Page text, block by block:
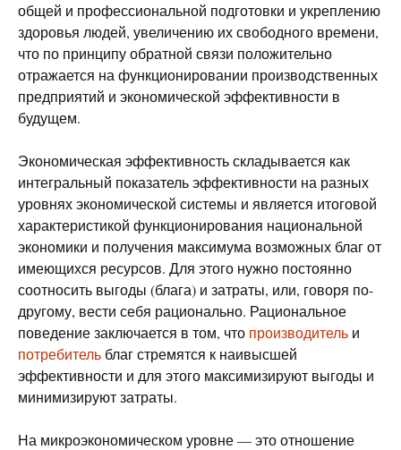
общей и профессиональной подготовки и укреплению
здоровья людей, увеличению их свободного времени,
что по принципу обратной связи положительно
отражается на функционировании производственных
предприятий и экономической эффективности в
будущем.
Экономическая эффективность складывается как
интегральный показатель эффективности на разных
уровнях экономической системы и является итоговой
характеристикой функционирования национальной
экономики и получения максимума возможных благ от
имеющихся ресурсов. Для этого нужно постоянно
соотносить выгоды (блага) и затраты, или, говоря по-
другому, вести себя рационально. Рациональное
поведение заключается в том, что производитель и
потребитель благ стремятся к наивысшей
эффективности и для этого максимизируют выгоды и
минимизируют затраты.
На микроэкономическом уровне — это отношение